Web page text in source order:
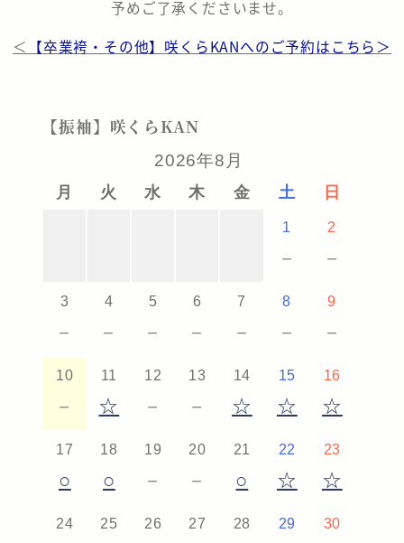
予めご了承くださいませ。
＜ 【卒業袴・その他】咲くらKANへのご予約はこちら＞
【振袖】咲くらKAN
2026年8月
月 火 水 木 金 土 日
1
－
2
－
3
－
4
－
5
－
6
－
7
－
8
－
9
－
10
－
11
☆
12
－
13
－
14
☆
15
☆
16
☆
17
○
18
○
19
－
20
－
21
○
22
☆
23
☆
24 25 26 27 28 29 30